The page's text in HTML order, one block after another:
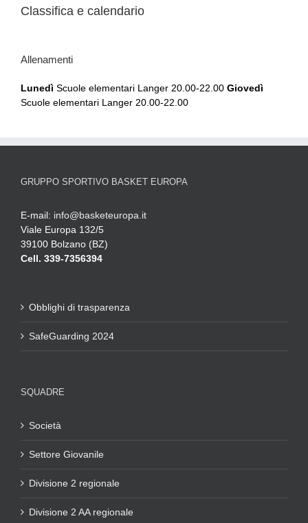
Classifica e calendario
Allenamenti
Lunedì Scuole elementari Langer 20.00-22.00 Giovedì
Scuole elementari Langer 20.00-22.00
GRUPPO SPORTIVO BASKET EUROPA
E-mail: info@basketeuropa.it
Viale Europa 132/5
39100 Bolzano (BZ)
Cell. 339-7356394
Obblighi di trasparenza
SafeGuarding 2024
SQUADRE
Società
Settore Giovanile
Divisione 2 regionale
Divisione 2 AA regionale